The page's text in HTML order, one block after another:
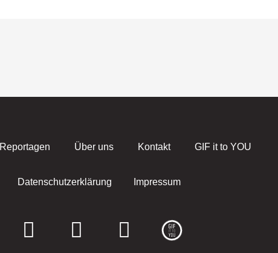
Reportagen Über uns Kontakt GIF it to YOU
Datenschutzerklärung Impressum
F
I
E